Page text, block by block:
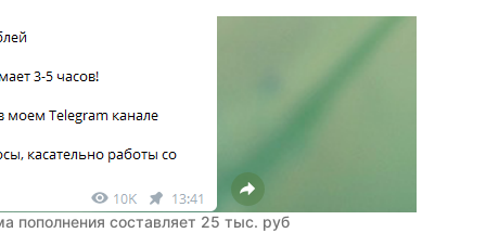
пополнения составляет 25 тыс. руб